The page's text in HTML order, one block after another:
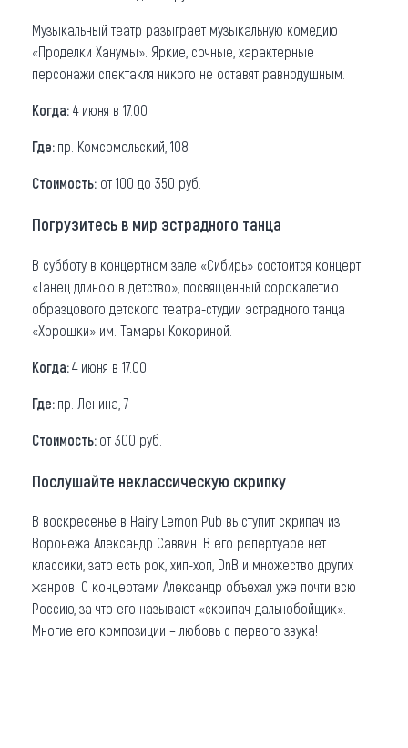
Музыкальный театр разыграет музыкальную комедию
«Проделки Ханумы». Яркие, сочные, характерные
персонажи спектакля никого не оставят равнодушным.
Когда: 4 июня в 17.00
Где: пр. Комсомольский, 108
Стоимость: от 100 до 350 руб.
Погрузитесь в мир эстрадного танца
В субботу в концертном зале «Сибирь» состоится концерт
«Танец длиною в детство», посвященный сорокалетию
образцового детского театра-студии эстрадного танца
«Хорошки» им. Тамары Кокориной.
Когда:4 июня в 17.00
Где: пр. Ленина, 7
Стоимость: от 300 руб.
Послушайте неклассическую скрипку
В воскресенье в Hairy Lemon Pub выступит скрипач из
Воронежа Александр Саввин. В его репертуаре нет
классики, зато есть рок, хип-хоп, DnB и множество других
жанров. С концертами Александр объехал уже почти всю
Россию, за что его называют «скрипач-дальнобойщик».
Многие его композиции – любовь с первого звука!